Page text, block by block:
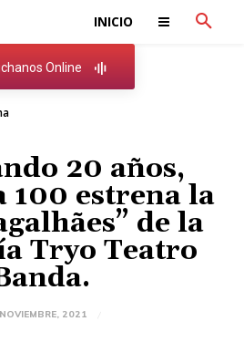
INICIO
Online
20 años,
100 estrena la
de la
Tryo Teatro
2021